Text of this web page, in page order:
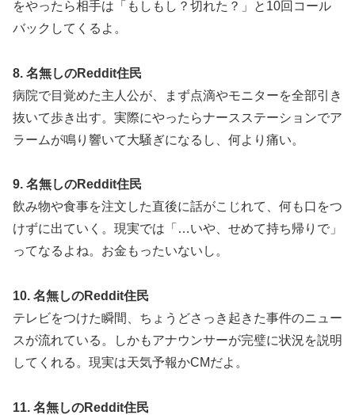
をやったら相手は「もしもし？切れた？」と10回コール
バックしてくるよ。
8. 名無しのReddit住民
病院で目覚めた主人公が、まず点滴やモニターを全部引き
抜いて歩き出す。実際にやったらナースステーションでア
ラームが鳴り響いて大騒ぎになるし、何より痛い。
9. 名無しのReddit住民
飲み物や食事を注文した直後に話がこじれて、何も口をつ
けずに出ていく。現実では「…いや、せめて持ち帰りで」
ってなるよね。お金もったいないし。
10. 名無しのReddit住民
テレビをつけた瞬間、ちょうどさっき起きた事件のニュー
スが流れている。しかもアナウンサーが完璧に状況を説明
してくれる。現実は天気予報かCMだよ。
11. 名無しのReddit住民